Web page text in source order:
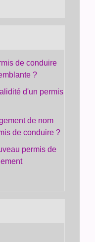
de conduire
?
d'un permis
de nom
de conduire ?
permis de